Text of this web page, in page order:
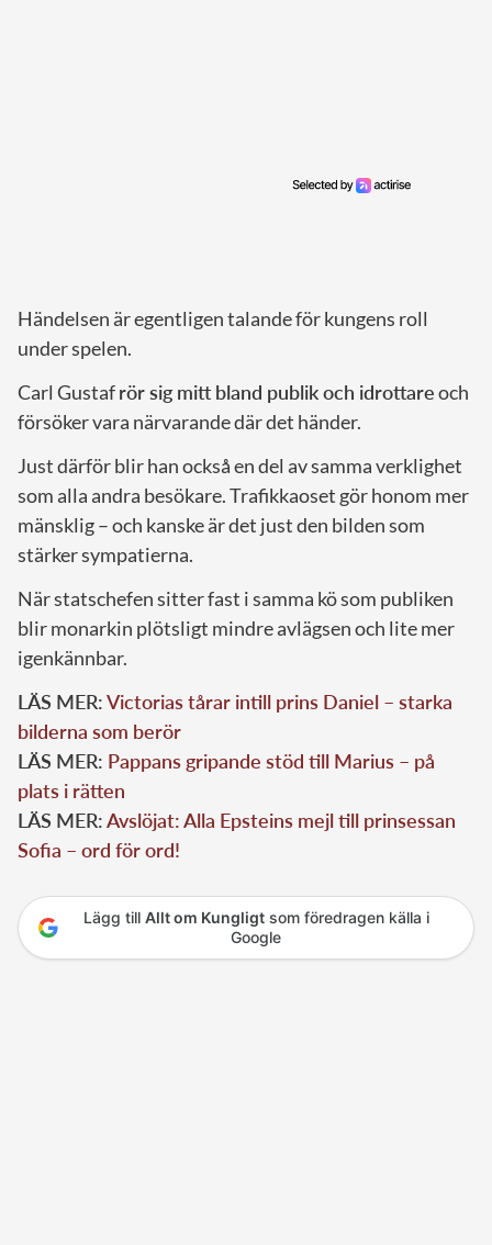
Händelsen är egentligen talande för kungens roll
under spelen.
Carl Gustafrör sig mitt bland publik och idrottareoch
försöker vara närvarande där det händer.
Just därför blir han också en del av samma verklighet
som alla andra besökare. Trafikkaoset gör honom mer
mänsklig – och kanske är det just den bilden som
stärker sympatierna.
När statschefen sitter fast i samma kö som publiken
blir monarkin plötsligt mindre avlägsen och lite mer
igenkännbar.
LÄS MER:Victorias tårar intill prins Daniel – starka
bilderna som berör
LÄS MER: Pappans gripande stöd till Marius – på
plats i rätten
LÄS MER:Avslöjat: Alla Epsteins mejl till prinsessan
Sofia – ord för ord!
Lägg till Allt om Kungligtsom föredragen källa i
Google